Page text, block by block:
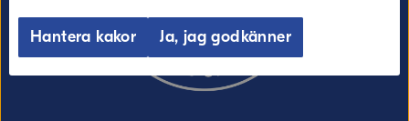
Hantera kakor Ja, jag godkänner